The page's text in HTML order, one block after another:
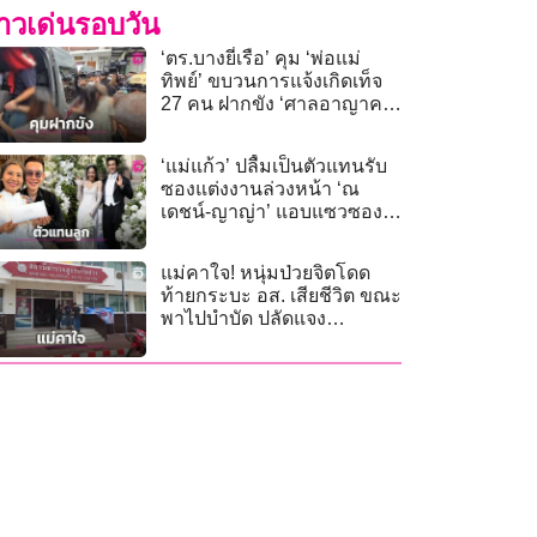
วเด่นรอบวัน
‘ตร.บางยี่เรือ’ คุม ‘พ่อแม่
ทิพย์’ ขบวนการแจ้งเกิดเท็จ
27 คน ฝากขัง ‘ศาลอาญาคดี
‘แม่แก้ว’ ปลื้มเป็นตัวแทนรับ
ซองแต่งงานล่วงหน้า ‘ณ
เดชน์-ญาญ่า’ แอบแซวซอง
แม่คาใจ! หนุ่มป่วยจิตโดด
ท้ายกระบะ อส. เสียชีวิต ขณะ
พาไปบำบัด ปลัดแจง